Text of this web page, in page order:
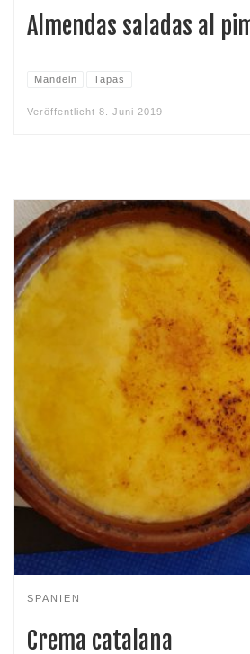
Almendas saladas al
Mandeln Tapas
Veröffentlicht 8. Juni 2019
SPANIEN
Crema catalana